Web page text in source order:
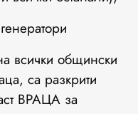
всички общински
са разкрити
ВРАЦА за